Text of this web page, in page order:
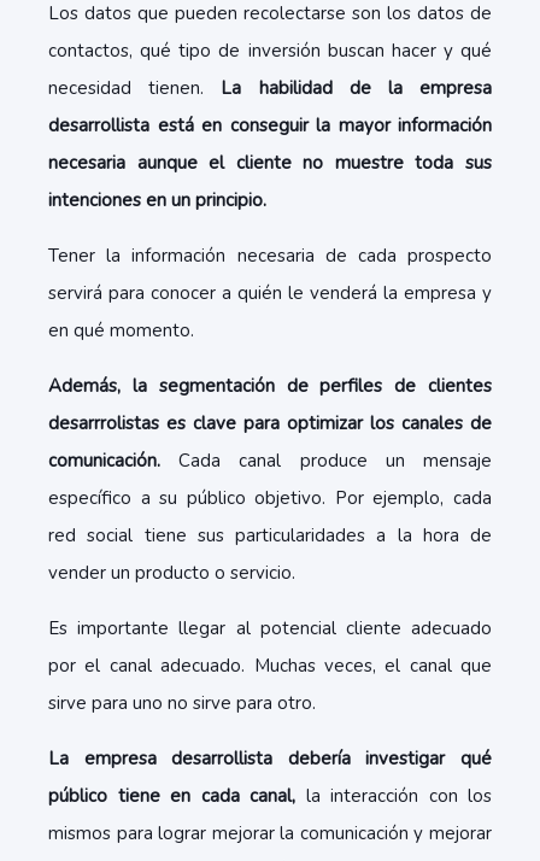
Los datos que pueden recolectarse son los datos de
contactos, qué tipo de inversión buscan hacer y qué
necesidad tienen. La habilidad de la empresa
desarrollista está en conseguir la mayor información
necesaria aunque el cliente no muestre toda sus
intenciones en un principio.
Tener la información necesaria de cada prospecto
servirá para conocer a quién le venderá la empresa y
en qué momento.
Además, la segmentación de perfiles de clientes
desarrrolistas es clave para optimizar los canales de
comunicación. Cada canal produce un mensaje
específico a su público objetivo. Por ejemplo, cada
red social tiene sus particularidades a la hora de
vender un producto o servicio.
Es importante llegar al potencial cliente adecuado
por el canal adecuado. Muchas veces, el canal que
sirve para uno no sirve para otro.
La empresa desarrollista debería investigar qué
público tiene en cada canal, la interacción con los
mismos para lograr mejorar la comunicación y mejorar